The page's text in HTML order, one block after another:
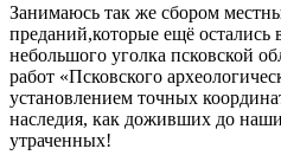
Занимаюсь так же сбором
преданий,которые ещё
небольшого уголка псковской
работ «Псковского
установлением точных
наследия, как доживших до
утраченных!